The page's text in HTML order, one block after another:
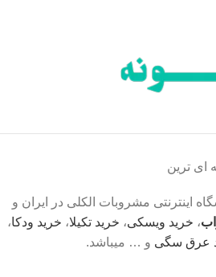
ای ترین
اینترنتی مشروبات الکلی در ایران و
، خرید ویسکی، خرید تکیلا، خرید ودکا،
عرق سگی و … میباشد.